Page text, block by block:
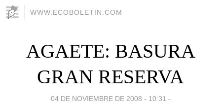
WWW.ECOBOLETIN.COM
AGAETE: BASURA
GRAN RESERVA
04 DE NOVIEMBRE DE 2008 - 10:31 -